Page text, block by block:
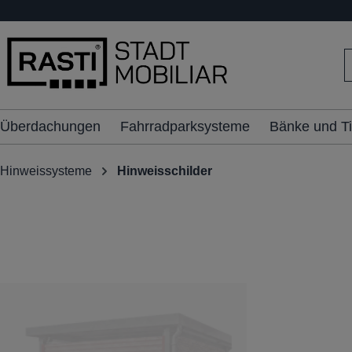
springen
Überdachungen Fahrradparksysteme Bänke und
Hinweissysteme Hinweisschilder